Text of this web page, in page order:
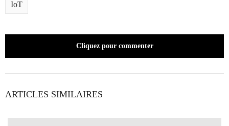
IoT
Cliquez pour commenter
ARTICLES SIMILAIRES